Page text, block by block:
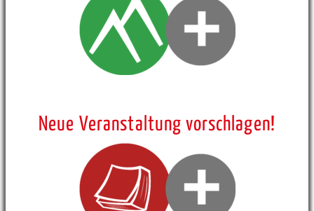
Neue Veranstaltung vorschlagen!